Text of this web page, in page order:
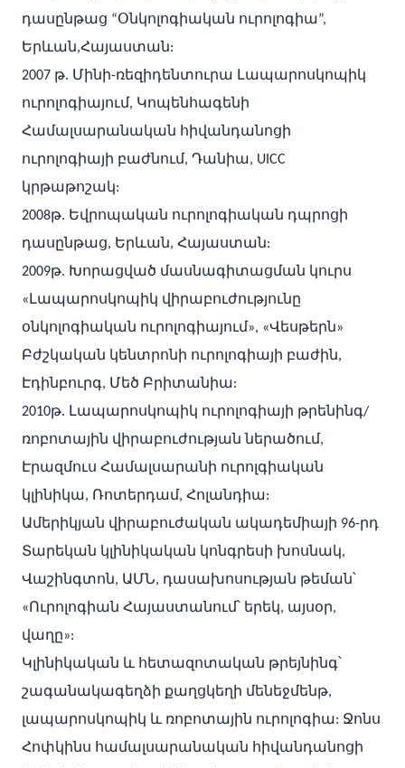
դասընթաց “Օնկոլոգիական ուրոլոգիա”,
Երևան,Հայաստան:
2007 թ. Մինի-ռեզիդենտուրա Լապարոսկոպիկ
ուրոլոգիայում, Կոպենհագենի
Համալսարանական հիվանդանոցի
ուրոլոգիայի բաժնում, Դանիա, UICC
կրթաթոշակ:
2008թ. Եվրոպական ուրոլոգիական դպրոցի
դասընթաց, Երևան, Հայաստան:
2009թ. Խորացված մասնագիտացման կուրս
«Լապարոսկոպիկ վիրաբուժությունը
օնկոլոգիական ուրոլոգիայում», «Վեսթերն»
Բժշկական կենտրոնի ուրոլոգիայի բաժին,
Էդինբուրգ, Մեծ Բրիտանիա:
2010թ. Լապարոսկոպիկ ուրոլոգիայի թրենինգ/
ռոբոտային վիրաբուժության ներածում,
Էրազմուս Համալսարանի ուրոլգիական
կլինիկա, Ռոտերդամ, Հոլանդիա:
Ամերիկյան վիրաբուժական ակադեմիայի 96-րդ
Տարեկան կլինիկական կոնգրեսի խոսնակ,
Վաշինգտոն, ԱՄՆ, դասախոսության թեման՝
«Ուրոլոգիան Հայաստանում՝ երեկ, այսօր,
վաղը»:
Կլինիկական և հետազոտական թրեյնինգ՝
շագանակագեղձի քաղցկեղի մենեջմենթ,
լապարոսկոպիկ և ռոբոտային ուրոլոգիա: Ջոնս
Հոփկինս համալսարանական հիվանդանոցի